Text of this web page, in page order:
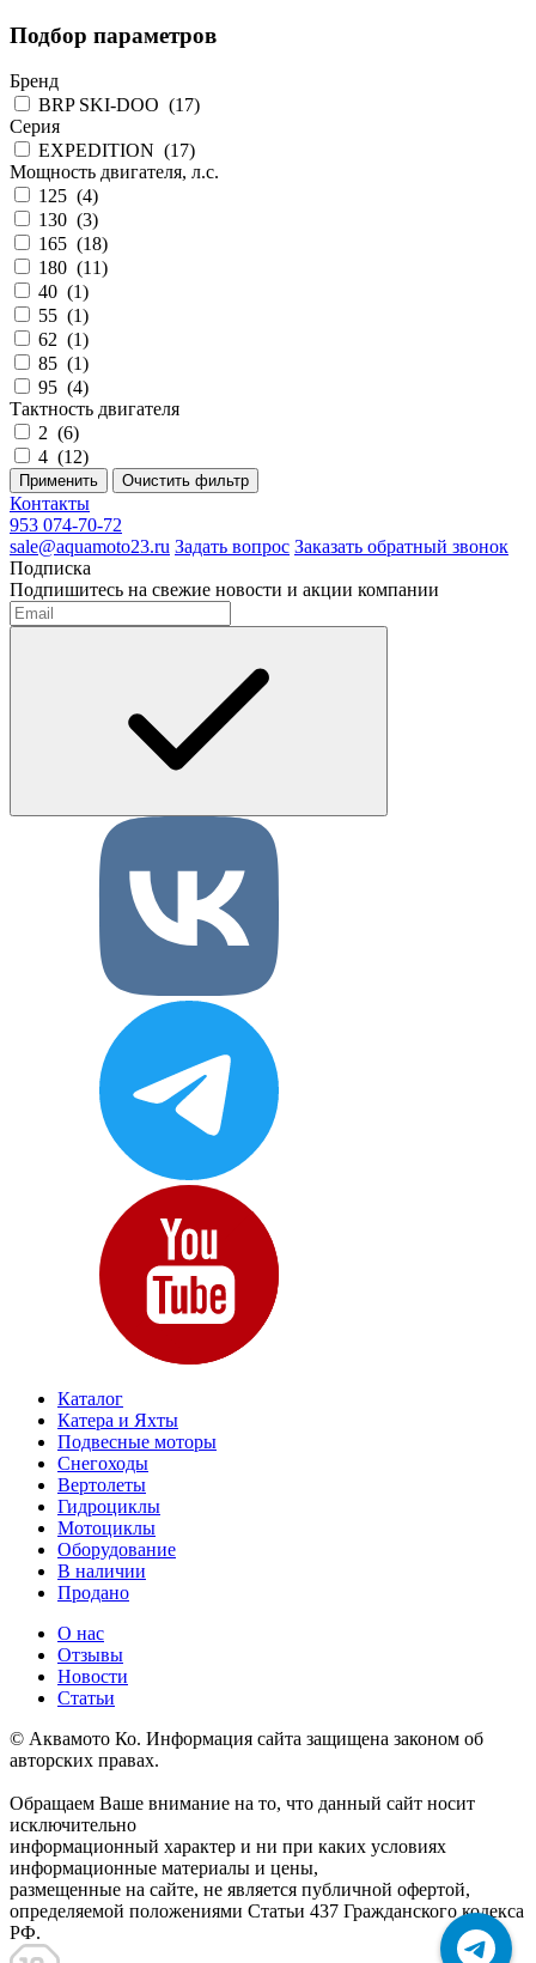
Подбор параметров
Бренд
BRP SKI-DOO (17)
Серия
EXPEDITION (17)
Мощность двигателя, л.с.
125 (4)
130 (3)
165 (18)
180 (11)
40 (1)
55 (1)
62 (1)
85 (1)
95 (4)
Тактность двигателя
2 (6)
4 (12)
Применить Очистить фильтр
Контакты
953 074-70-72
sale@aquamoto23.ru Задать вопрос Заказать обратный звонок
Подписка
Подпишитесь на свежие новости и акции компании
Каталог
Катера и Яхты
Подвесные моторы
Снегоходы
Вертолеты
Гидроциклы
Мотоциклы
Оборудование
В наличии
Продано
О нас
Отзывы
Новости
Статьи
© Аквамото Ко. Информация сайта защищена законом об
авторских правах.
Обращаем Ваше внимание на то, что данный сайт носит
исключительно
информационный характер и ни при каких условиях
информационные материалы и цены,
размещенные на сайте, не является публичной офертой,
определяемой положениями Статьи 437 Гражданского кодекса
РФ.